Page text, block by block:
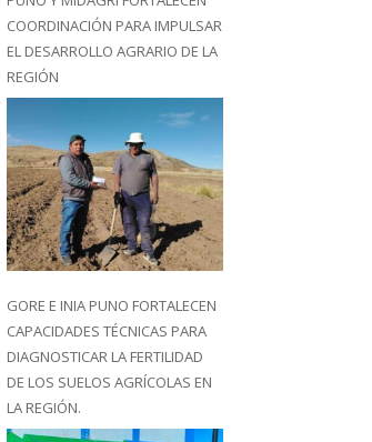
COORDINACIÓN PARA IMPULSAR
EL DESARROLLO AGRARIO DE LA
REGIÓN
GORE E INIA PUNO FORTALECEN
CAPACIDADES TÉCNICAS PARA
DIAGNOSTICAR LA FERTILIDAD
DE LOS SUELOS AGRÍCOLAS EN
LA REGIÓN.